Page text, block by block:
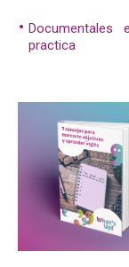
practica